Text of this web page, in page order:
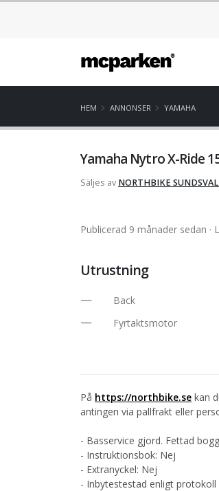
HEM ANNONSER YAMAHA
Yamaha Nytro X-Ride
Säljes av NORTHBIKE
Publicerad 9 månader sedan ·
Utrustning
Back
Fyrtaktsmotor
På https://northbike.se kan
antingen via pallfrakt eller
- Basservice gjord. Fettad
- Instruktionsbok: Nej
- Extranyckel: Nej
- Inbytestestad enligt